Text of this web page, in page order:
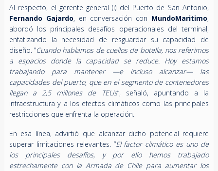
Al respecto, el gerente general (i) del Puerto de San Antonio,
Fernando Gajardo, en conversación con MundoMaritimo,
abordó los principales desafíos operacionales del terminal,
enfatizando la necesidad de resguardar su capacidad de
diseño. “Cuando hablamos de cuellos de botella, nos referimos
a espacios donde la capacidad se reduce. Hoy estamos
trabajando para mantener —e incluso alcanzar— las
capacidades del puerto, que en el segmento de contenedores
llegan a 2,5 millones de TEUs”, señaló, apuntando a la
infraestructura y a los efectos climáticos como las principales
restricciones que enfrenta la operación.
En esa línea, advirtió que alcanzar dicho potencial requiere
superar limitaciones relevantes. “El factor climático es uno de
los principales desafíos, y por ello hemos trabajado
estrechamente con la Armada de Chile para aumentar los